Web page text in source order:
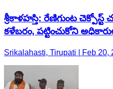
శ్రీకాళహస్తి: రేణిగుంట
కళేబరం, పట్టించుకోని
Srikalahasti, Tirupati | Feb 20,